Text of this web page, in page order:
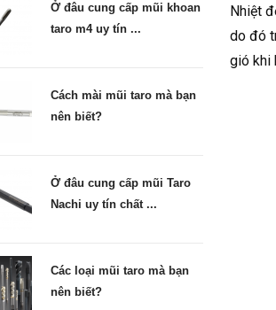
Nhiệt
do đó
gió khi
Ở đâu cung cấp mũi khoan
taro m4 uy tín ...
Cách mài mũi taro mà bạn
nên biết?
Ở đâu cung cấp mũi Taro
Nachi uy tín chất ...
Các loại mũi taro mà bạn
nên biết?